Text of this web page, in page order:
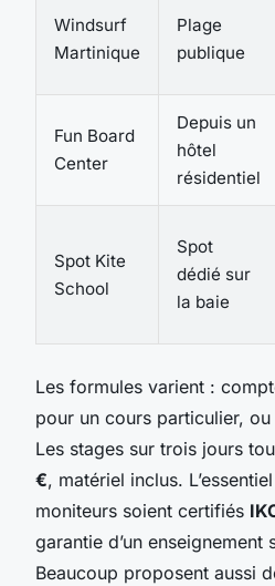
Windsurf
Martinique
Plage
publique
Fun Board
Center
Depuis un
hôtel
résidentiel
Spot Kite
School
Spot
dédié sur
la baie
Les formules varient :
pour un cours particulier, ou
Les stages sur trois jours
€, matériel inclus.
moniteurs soient certifiés
garantie d’un enseignement
Beaucoup proposent aussi